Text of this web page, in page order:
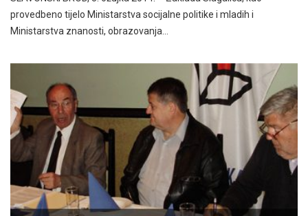
provedbeno tijelo Ministarstva socijalne politike i mladih i
Ministarstva znanosti, obrazovanja…